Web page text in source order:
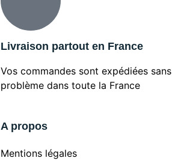
Livraison partout en France
Vos commandes sont expédiées sans
problème dans toute la France
A propos
Mentions légales